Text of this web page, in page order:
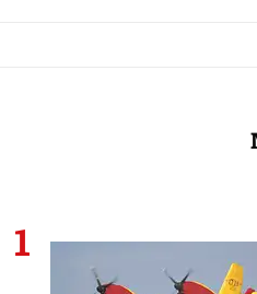
1